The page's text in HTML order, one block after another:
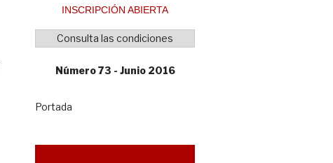
INSCRIPCIÓN ABIERTA
Consulta las condiciones
Número 73 - Junio 2016
Portada